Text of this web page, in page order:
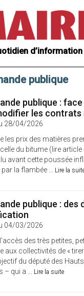
publique
publique :
les contrats
28/04/2026
les prix des matières
du bitume (lire
avant cette poussée
la flambée ...
Lire la
publique :
04/03/2026
des très petites,
aux collectivités de «
du député des
– qui a ...
Lire la suite